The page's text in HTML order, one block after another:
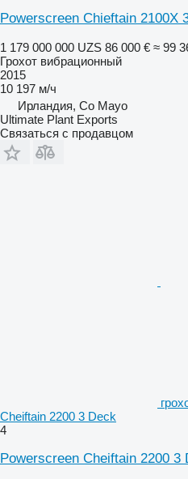
Powerscreen Chieftain 2100X
1 179 000 000 UZS 86 000 € ≈ 99
Грохот вибрационный
2015
10 197 м/ч
Ирландия, Co Mayo
Ultimate Plant Exports
Связаться с продавцом
Cheiftain 2200 3 Deck
4
Powerscreen Cheiftain 2200 3